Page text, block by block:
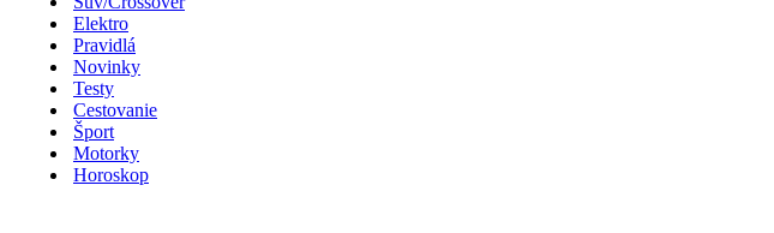
Elektro
Pravidlá
Novinky
Testy
Cestovanie
Šport
Motorky
Horoskop